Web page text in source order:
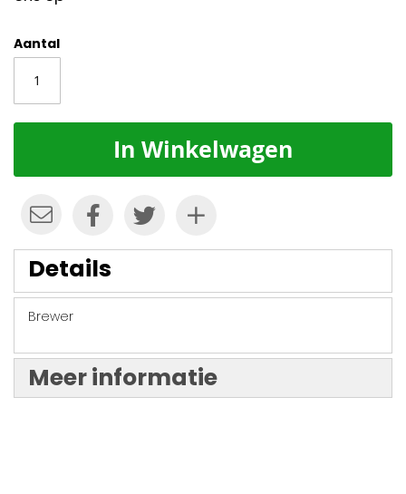
Aantal
In Winkelwagen
Details
Brewer
Meer informatie